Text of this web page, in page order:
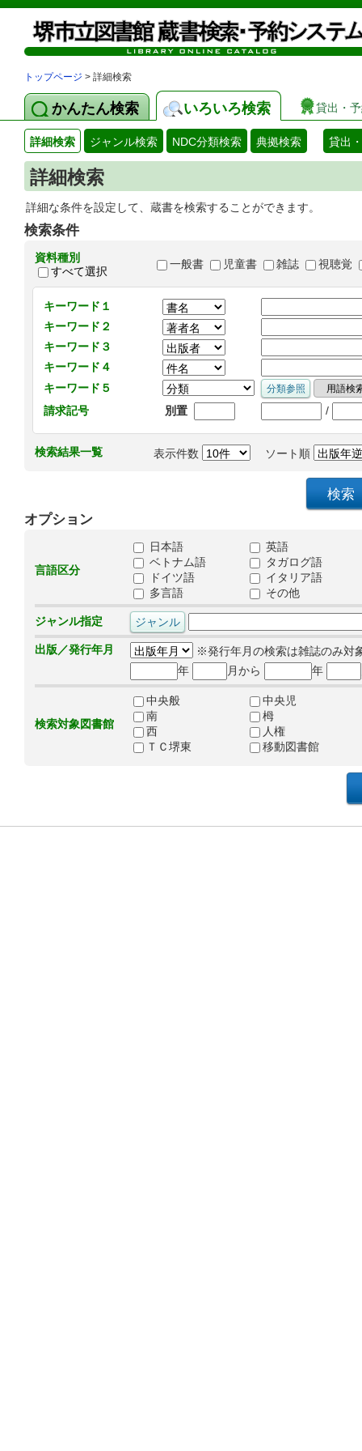
トップページ > 詳細検索
かんたん検索 いろいろ検索 貸出・
詳細検索 ジャンル検索 NDC分類検索 典拠検索 貸出
詳細検索
詳細な条件を設定して、蔵書を検索することができます。
検索条件
資料種別
すべて選択
一般書 児童書 雑誌 視聴覚
キーワード１
キーワード２
キーワード３
キーワード４
キーワード５
請求記号
別置 /
検索結果一覧 表示件数 ソート順
オプション
言語区分
日本語
英語
ベトナム語
タガログ語
ドイツ語
イタリア語
多言語
その他
ジャンル指定
出版／発行年月
※発行年月の検索は雑誌のみ対
年
月から 年
検索対象図書館
中央般
中央児
南
栂
西
人権
ＴＣ堺東
移動図書館